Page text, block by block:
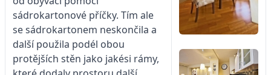
sádrokartonové příčky. Tím ale
se sádrokartonem neskončila a
další použila podél obou
protějších stěn jako jakési rámy,